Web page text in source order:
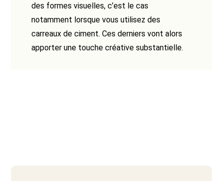
des formes visuelles, c’est le cas
notamment lorsque vous utilisez des
carreaux de ciment. Ces derniers vont alors
apporter une touche créative substantielle.